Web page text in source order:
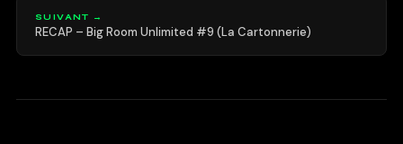
SUIVANT →
RECAP – Big Room Unlimited #9 (La Cartonnerie)